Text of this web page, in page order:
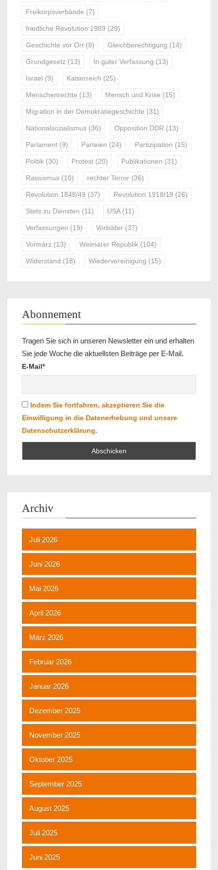
Freikorpsverbände (7)
friedliche Revolution 1989 (29)
Geschichte vor Ort (9) Gleichberechtigung (14)
Grundgesetz (13) In guter Verfassung (13)
Israel (9) Kaiserreich (25)
Menschenrechte (13) Mensch und Krise (15)
Migration in der Demokratiegeschichte (31)
Nationalsozialismus (36) Opposition DDR (13)
Parlament (9) Parteien (24) Partizipation (15)
Politik (30) Protest (20) Publikationen (31)
Rassismus (10) rechter Terror (36)
Revolution 1848/49 (37) Revolution 1918/19 (26)
Stets zu Diensten (11) USA(11)
Verfassungen (19) Vorbilder (37)
Vormärz (13) Weimarer Republik (104)
Widerstand (18) Wiedervereinigung (15)
Abonnement
Tragen Sie sich in unseren Newsletter ein und erhalten
Sie jede Woche die aktuellsten Beiträge per E-Mail.
E-Mail*
Indem Sie fortfahren, akzeptieren Sie die
Einwilligung in die Datenerhebung und unsere
Datenschutzerklärung.
Archiv
Juli 2026
Juni 2026
Mai 2026
April 2026
März 2026
Februar 2026
Januar 2026
Dezember 2025
November 2025
Oktober 2025
September 2025
August 2025
Juli 2025
Juni 2025